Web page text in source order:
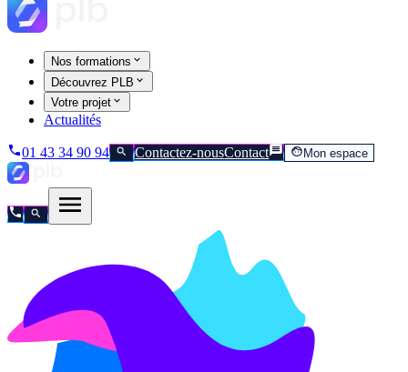
Nos formations
Découvrez PLB
Votre projet
Actualités
01 43 34 90 94 Contactez-nousContact Mon espace